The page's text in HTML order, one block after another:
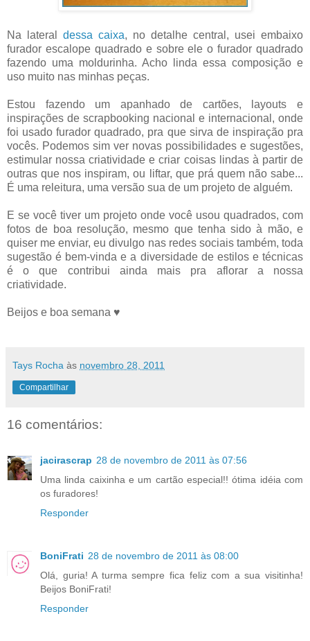
Na lateral dessa caixa, no detalhe central, usei embaixo
furador escalope quadrado e sobre ele o furador quadrado
fazendo uma moldurinha. Acho linda essa composição e
uso muito nas minhas peças.
Estou fazendo um apanhado de cartões, layouts e
inspirações de scrapbooking nacional e internacional, onde
foi usado furador quadrado, pra que sirva de inspiração pra
vocês. Podemos sim ver novas possibilidades e sugestões,
estimular nossa criatividade e criar coisas lindas à partir de
outras que nos inspiram, ou liftar, que prá quem não sabe...
É uma releitura, uma versão sua de um projeto de alguém.
E se você tiver um projeto onde você usou quadrados, com
fotos de boa resolução, mesmo que tenha sido à mão, e
quiser me enviar, eu divulgo nas redes sociais também, toda
sugestão é bem-vinda e a diversidade de estilos e técnicas
é o que contribui ainda mais pra aflorar a nossa
criatividade.
Beijos e boa semana ♥
Tays Rocha às novembro 28, 2011
Compartilhar
16 comentários:
jacirascrap 28 de novembro de 2011 às 07:56
Uma linda caixinha e um cartão especial!! ótima idéia com
os furadores!
Responder
BoniFrati 28 de novembro de 2011 às 08:00
Olá, guria! A turma sempre fica feliz com a sua visitinha!
Beijos BoniFrati!
Responder